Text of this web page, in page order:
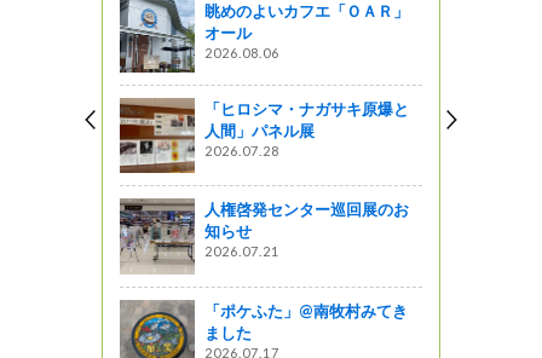
眺めのよいカフエ「ＯＡＲ」
オール
2026.08.06
「ヒロシマ・ナガサキ原爆と
人間」パネル展
2026.07.28
人権啓発センター巡回展のお
知らせ
2026.07.21
「ポケふた」@南牧村みてき
ました
2026.07.17